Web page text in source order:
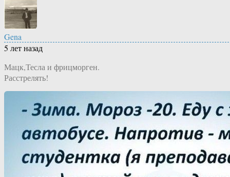
Gena
5 лет назад
Мацк,Тесла и фрицморген.
Расстрелять!